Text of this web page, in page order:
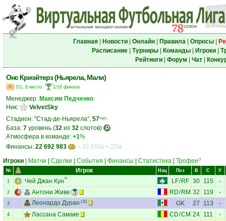
Главная| Новости| Онлайн| Правила| Опросы|
Расписание| Турниры| Команды| Игроки|
Рейтинги| Форум Чат|
Онс Криэйтерз (Ньярела, Мали)
D1, 8 место 1/16 финала
Менеджер: Максим Педченко
Ник:
VelvetSky
Стадион: "Стад-де-Ньярела", 57тыс.
База: 7 уровень (32 из 32 слотов)
Атмосфера в команде: +1%
Финансы: 22 692 983
= 22 692к = 22м
Игроки
Матчи Сделки События Финансы Статистика Трофеи 7
№ Игрок Нац Поз В С У
1 Чей Джан Кун LF/RF 30 115 -
2 Антони Живе RD/ RM 32 119 -
3 Леонардо Дуран (11) GK 27 113 -
4 Лассана Самаке CD/CM 24 111 -